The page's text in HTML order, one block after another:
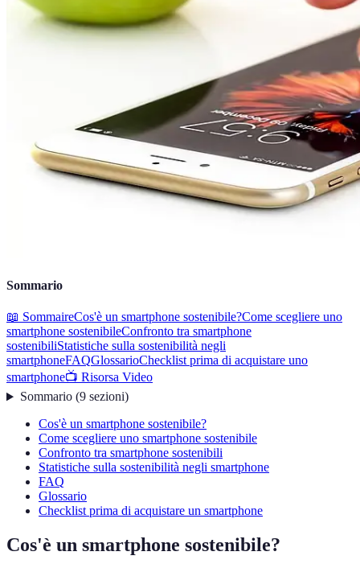
Sommario
📖 SommaireCos'è un smartphone sostenibile?Come scegliere uno
smartphone sostenibileConfronto tra smartphone
sostenibiliStatistiche sulla sostenibilità negli
smartphoneFAQGlossarioChecklist prima di acquistare uno
smartphone📺 Risorsa Video
Sommario(9 sezioni)
Cos'è un smartphone sostenibile?
Come scegliere uno smartphone sostenibile
Confronto tra smartphone sostenibili
Statistiche sulla sostenibilità negli smartphone
FAQ
Glossario
Checklist prima di acquistare un smartphone
Cos'è un smartphone sostenibile?